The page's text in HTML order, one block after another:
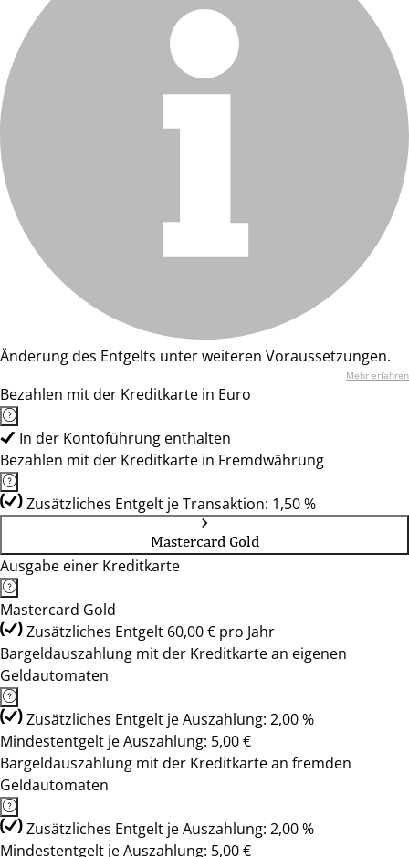
Änderung des Entgelts unter weiteren Voraussetzungen.
Mehr erfahren
Bezahlen mit der Kreditkarte in Euro
In der Kontoführung enthalten
Bezahlen mit der Kreditkarte in Fremdwährung
Zusätzliches Entgelt je Transaktion: 1,50 %
Mastercard Gold
Ausgabe einer Kreditkarte
Mastercard Gold
Zusätzliches Entgelt 60,00 € pro Jahr
Bargeldauszahlung mit der Kreditkarte an eigenen
Geldautomaten
Zusätzliches Entgelt je Auszahlung: 2,00 %
Mindestentgelt je Auszahlung: 5,00 €
Bargeldauszahlung mit der Kreditkarte an fremden
Geldautomaten
Zusätzliches Entgelt je Auszahlung: 2,00 %
Mindestentgelt je Auszahlung: 5,00 €